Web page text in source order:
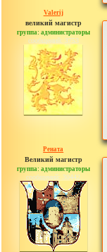
Valerij
великий магистр
группа: администраторы
сообщений: 3753
Рената
Великий магистр
группа: администраторы
сообщений: 30442